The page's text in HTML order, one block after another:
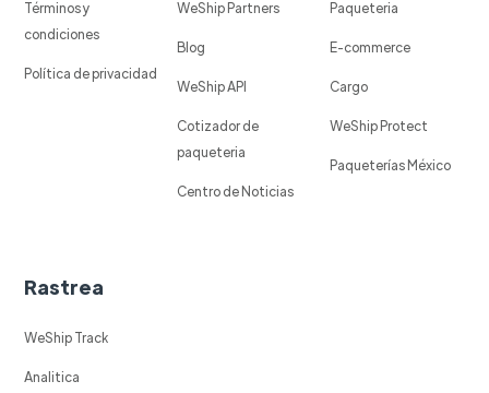
Términos y
condiciones
Política de privacidad
WeShip Partners
Blog
WeShip API
Cotizador de
paqueteria
Centro de Noticias
Paqueteria
E-commerce
Cargo
WeShip Protect
Paqueterías México
Rastrea
WeShip Track
Analitica